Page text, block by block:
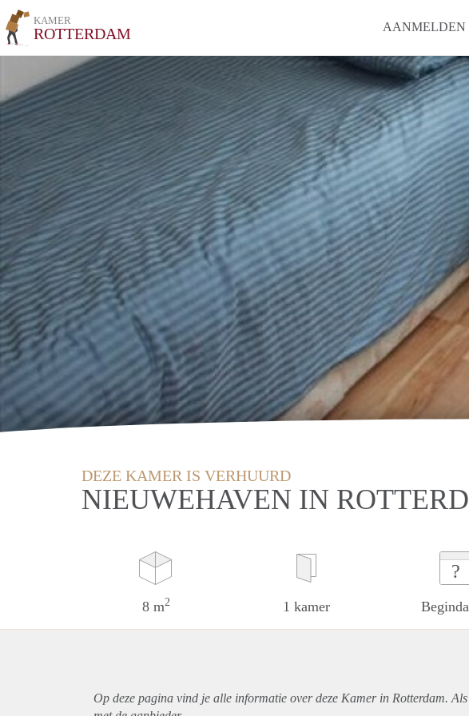
KAMER
ROTTERDAM AANMELDEN
DEZE KAMER IS VERHUURD
NIEUWEHAVEN IN
8 m2 1 kamer
?
Op deze pagina vind je alle informatie over deze Kamer in Rotterdam.